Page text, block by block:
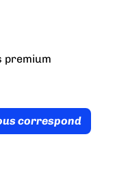
premium
correspond